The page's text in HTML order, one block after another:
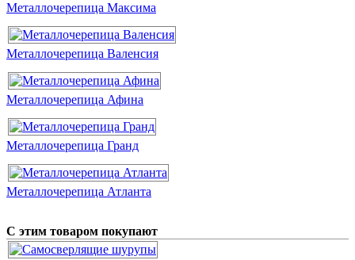
Металлочерепица Максима
Металлочерепица Валенсия
Металлочерепица Афина
Металлочерепица Гранд
Металлочерепица Атланта
С этим товаром покупают